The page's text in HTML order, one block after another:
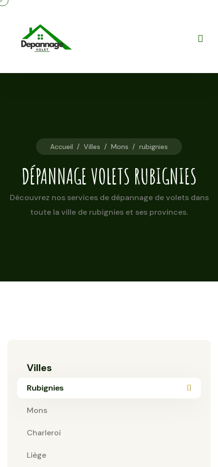
Accueil / Villes / Mons / rubignies
DÉPANNAGE VOLETS RUBIGNIES
Découvrez nos services de dépannage de volets dans
toute la ville de rubignies et ses provinces.
Villes
Rubignies
Mons
Charleroi
Liège